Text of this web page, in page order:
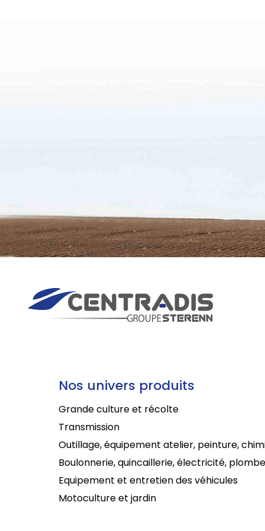
Nos univers produits
Grande culture et récolte
Transmission
Outillage, équipement atelier, peinture,
Boulonnerie, quincaillerie, électricité,
Equipement et entretien des véhicules
Motoculture et jardin